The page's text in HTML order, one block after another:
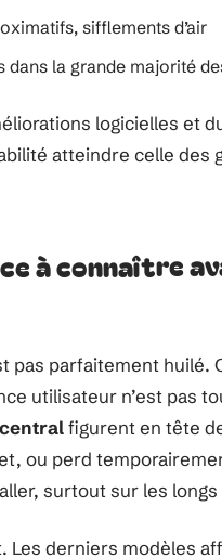
sifflements d’air
dans la grande majorité
logicielles et
atteindre celle des
à connaître
pas parfaitement huilé.
utilisateur n’est pas
figurent en tête
ou perd
surtout sur les
Les derniers modèles